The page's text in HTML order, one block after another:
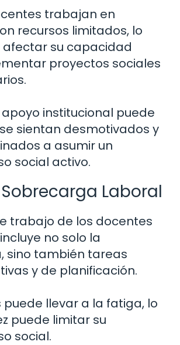
trabajan en
recursos limitados, lo
afectar su capacidad
proyectos sociales
institucional puede
sientan desmotivados y
a asumir un
social activo.
Sobrecarga Laboral
trabajo de los docentes
no solo la
sino también tareas
y de planificación.
puede llevar a la fatiga, lo
puede limitar su
social.